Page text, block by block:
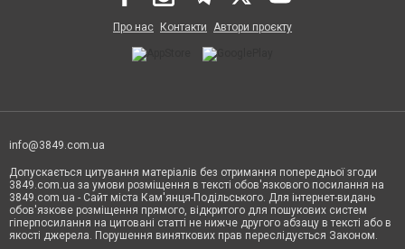
Про нас Контакти Автори проєкту
info@3849.com.ua
Допускається цитування матеріалів без отримання попередньої згоди
3849.com.ua за умови розміщення в тексті обов'язкового посилання на
3849.com.ua - Сайт міста Кам'янця-Подільського. Для інтернет-видань
обов'язкове розміщення прямого, відкритого для пошукових систем
гіперпосилання на цитовані статті не нижче другого абзацу в тексті або в
якості джерела. Порушення виняткових прав переслідується Законом.